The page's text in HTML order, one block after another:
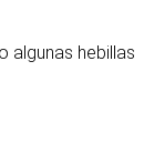
algunas hebillas